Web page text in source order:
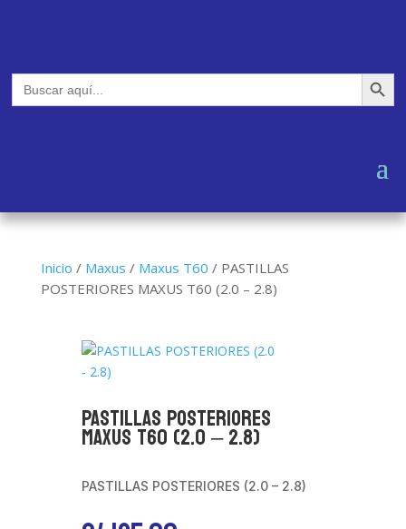
Buscar: Botón de
Inicio / Maxus / Maxus T60 / PASTILLAS
POSTERIORES MAXUS T60 (2.0 – 2.8)
PASTILLAS POSTERIORES
MAXUS T60 (2.0 – 2.8)
PASTILLAS POSTERIORES (2.0 – 2.8)